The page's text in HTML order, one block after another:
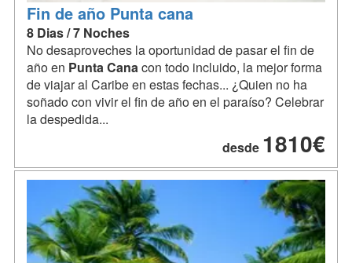
Fin de año Punta cana
8 Dias / 7 Noches
No desaproveches la oportunidad de pasar el fin de
año en PuntaCanacon todo incluido, la mejor forma
de viajar al Caribe en estas fechas... ¿Quien no ha
soñado con vivir el fin de año en el paraíso? Celebrar
la despedida...
desde 1810€